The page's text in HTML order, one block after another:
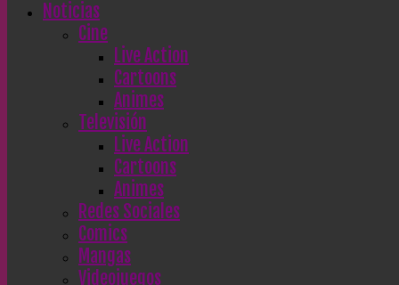
Noticias
Cine
Live Action
Cartoons
Animes
Televisión
Live Action
Cartoons
Animes
Redes Sociales
Comics
Mangas
Videojuegos